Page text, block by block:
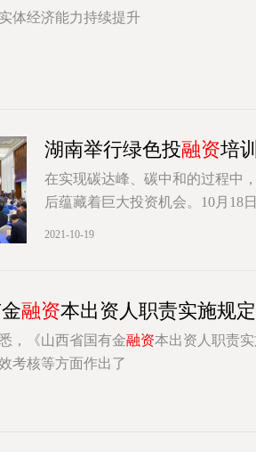
体经济能力持续提升
湖南举行绿色投融资培
在实现碳达峰、碳中和的过程中
后蕴藏着巨大投资机会。10月18
2021-10-19
融资本出资人职责实施规定
，《山西省国有金融资本出资人职责
考核等方面作出了